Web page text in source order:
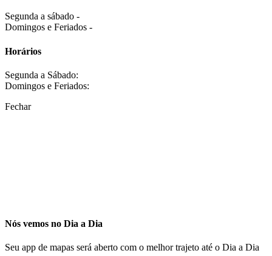
Segunda a sábado -
Domingos e Feriados -
Horários
Segunda a Sábado:
Domingos e Feriados:
Fechar
Nós vemos no Dia a Dia
Seu app de mapas será aberto com o melhor trajeto até o Dia a Dia